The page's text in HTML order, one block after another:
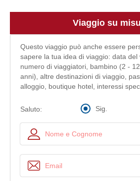
Viaggio su
Questo viaggio può anche essere
sapere la tua idea di viaggio: data del
numero di viaggiatori, bambino (2 -
anni), altre destinazioni di viaggio,
alloggio, boutique hotel, interessi
Saluto: Sig.